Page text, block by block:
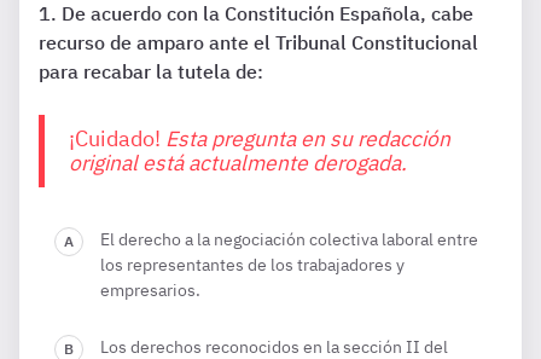
De acuerdo con la Constitución Española, cabe
recurso de amparo ante el Tribunal Constitucional
para recabar la tutela de:
¡Cuidado! Esta pregunta en su redacción
original está actualmente derogada.
El derecho a la negociación colectiva laboral entre
los representantes de los trabajadores y
empresarios.
Los derechos reconocidos en la sección II del